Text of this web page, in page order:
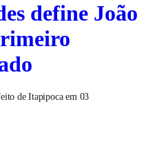
define João
de Itapipoca em 03